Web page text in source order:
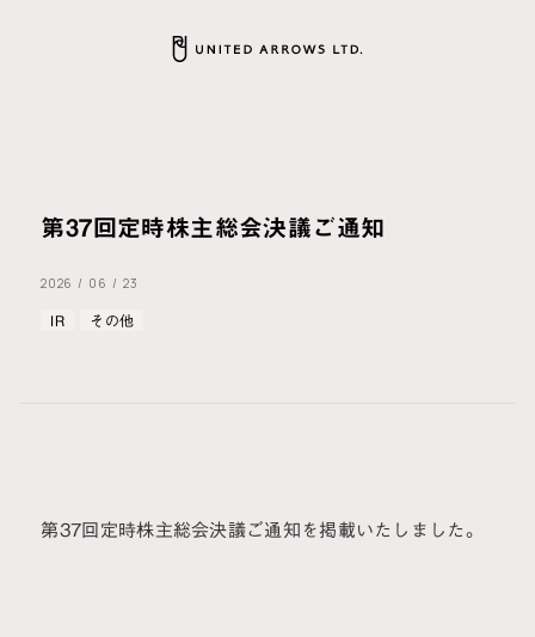
第37回定時株主総会決議ご通知
2026 / 06 / 23
IR その他
第37回定時株主総会決議ご通知を掲載いたしました。